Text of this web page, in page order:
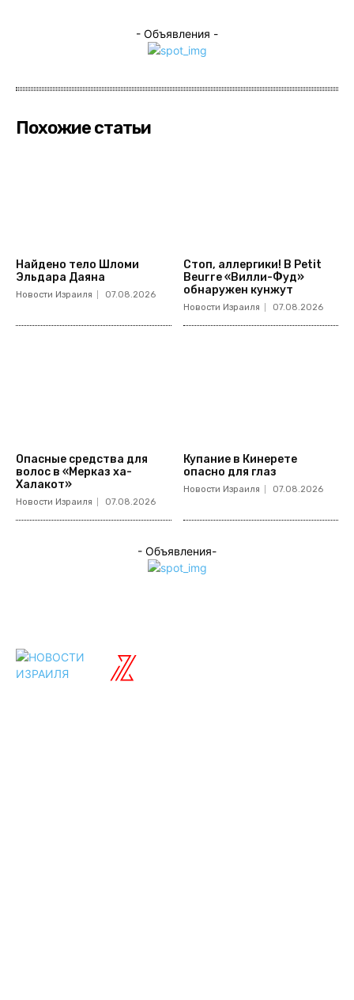
- Объявления -
Похожие статьи
Найдено тело Шломи
Эльдара Даяна
Новости Израиля 07.08.2026
Стоп, аллергики! В Petit
Beurre «Вилли-Фуд»
обнаружен кунжут
Новости Израиля 07.08.2026
Опасные средства для
волос в «Мерказ ха-
Халакот»
Новости Израиля 07.08.2026
Купание в Кинерете
опасно для глаз
Новости Израиля 07.08.2026
- Объявления-